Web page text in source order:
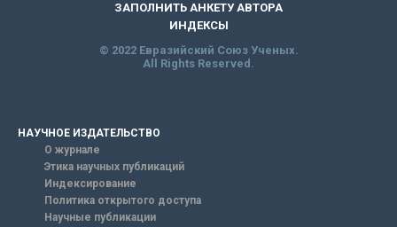
ЗАПОЛНИТЬ АНКЕТУ АВТОРА
ИНДЕКСЫ
© 2022 Евразийский Союз Ученых.
All Rights Reserved.
НАУЧНОЕ ИЗДАТЕЛЬСТВО
О журнале
Этика научных публикаций
Индексирование
Политика открытого доступа
Научные публикации